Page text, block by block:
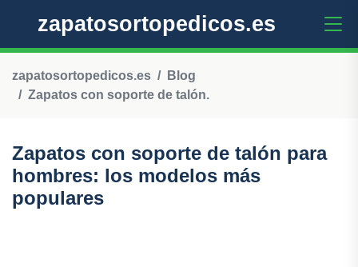
zapatosortopedicos.es
zapatosortopedicos.es
Blog
Zapatos con soporte de talón.
Zapatos con soporte de talón para
hombres: los modelos más
populares